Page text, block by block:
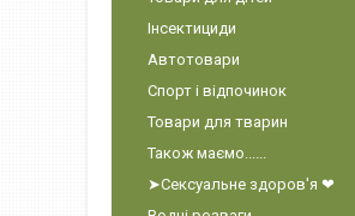
Інсектициди
Автотовари
Спорт і відпочинок
Товари для тварин
Також маємо......
➤Сексуальне здоров'я ❤